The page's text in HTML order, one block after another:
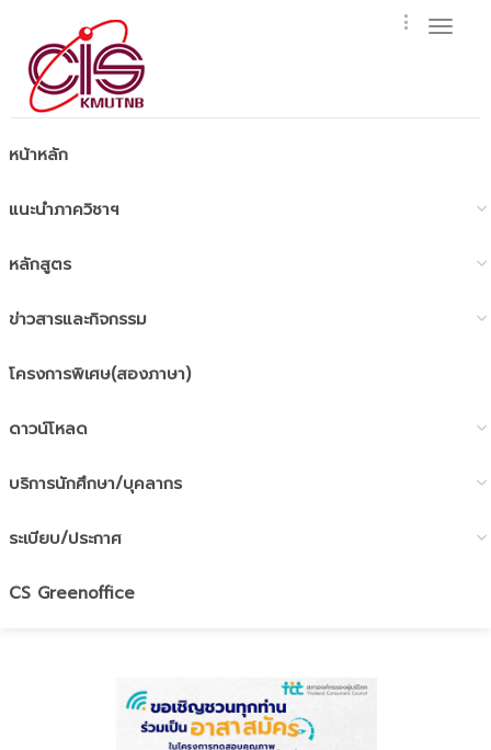
หน้าหลัก
แนะนำภาควิชาฯ
หลักสูตร
ข่าวสารและกิจกรรม
โครงการพิเศษ(สองภาษา)
ดาวน์โหลด
บริการนักศึกษา/บุคลากร
ระเบียบ/ประกาศ
CS Greenoffice